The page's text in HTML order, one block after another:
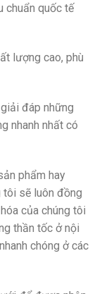
chuẩn quốc tế
lượng cao, phù
đáp những
nhanh nhất có
phẩm hay
tôi sẽ luôn đồng
của chúng tôi
thần tốc ở nội
chóng ở các